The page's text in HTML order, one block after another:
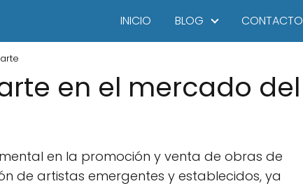
INICIO BLOG CONTACTO
en el mercado del
en la promoción y venta de obras de
de artistas emergentes y establecidos, ya